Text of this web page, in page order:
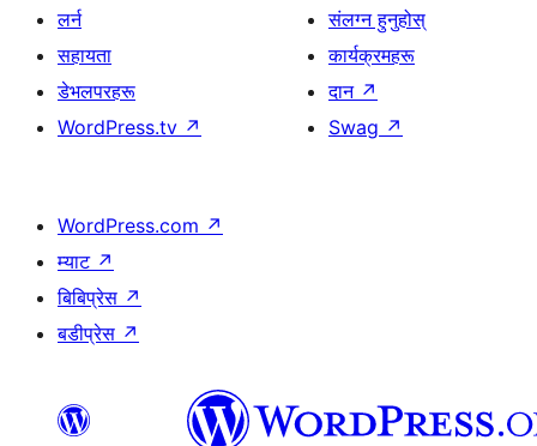
लर्न
सहायता
डेभलपरहरू
WordPress.tv ↗
संलग्न हुनुहोस्
कार्यक्रमहरू
दान ↗
Swag ↗
WordPress.com ↗
म्याट ↗
बिबिप्रेस ↗
बडीप्रेस ↗